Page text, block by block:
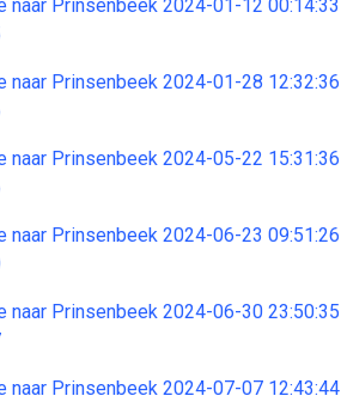
naar Prinsenbeek 2024-01-12 00:14:33
naar Prinsenbeek 2024-01-28 12:32:36
naar Prinsenbeek 2024-05-22 15:31:36
naar Prinsenbeek 2024-06-23 09:51:26
naar Prinsenbeek 2024-06-30 23:50:35
naar Prinsenbeek 2024-07-07 12:43:44